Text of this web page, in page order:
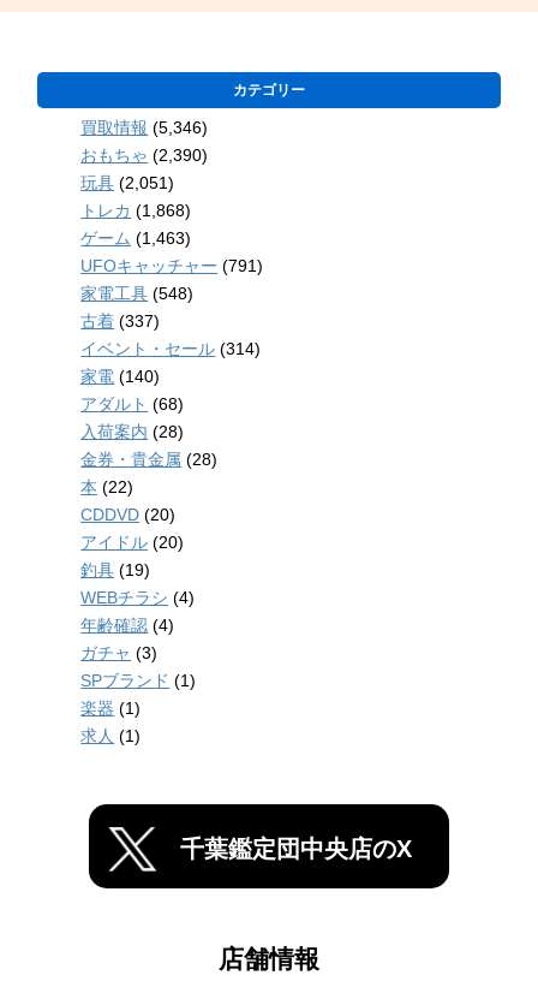
カテゴリー
買取情報 (5,346)
おもちゃ (2,390)
玩具 (2,051)
トレカ (1,868)
ゲーム (1,463)
UFOキャッチャー (791)
家電工具 (548)
古着 (337)
イベント・セール (314)
家電 (140)
アダルト (68)
入荷案内 (28)
金券・貴金属 (28)
本 (22)
CDDVD (20)
アイドル (20)
釣具 (19)
WEBチラシ (4)
年齢確認 (4)
ガチャ (3)
SPブランド (1)
楽器 (1)
求人 (1)
千葉鑑定団中央店のX
店舗情報